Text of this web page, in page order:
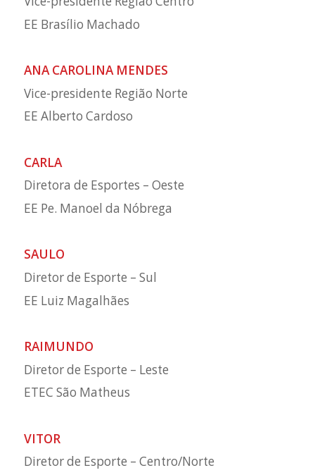
EE Brasílio Machado
ANA CAROLINA MENDES
Vice-presidente Região Norte
EE Alberto Cardoso
CARLA
Diretora de Esportes – Oeste
EE Pe. Manoel da Nóbrega
SAULO
Diretor de Esporte – Sul
EE Luiz Magalhães
RAIMUNDO
Diretor de Esporte – Leste
ETEC São Matheus
VITOR
Diretor de Esporte – Centro/Norte